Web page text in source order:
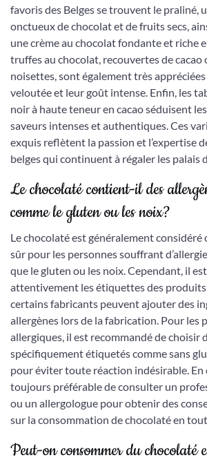
favoris des Belges se trouvent le praliné,
onctueux de chocolat et de fruits secs,
une crème au chocolat fondante et riche
truffes au chocolat, recouvertes de cacao
noisettes, sont également très
veloutée et leur goût intense. Enfin, les
noir à haute teneur en cacao séduisent
saveurs intenses et authentiques. Ces
exquis reflètent la passion et l’expertise
belges qui continuent à régaler les palais
Le chocolaté contient-il des
comme le gluten ou les noix?
Le chocolaté est généralement considéré
sûr pour les personnes souffrant
que le gluten ou les noix. Cependant, il
attentivement les étiquettes des produits
certains fabricants peuvent ajouter des
allergènes lors de la fabrication. Pour les
allergiques, il est recommandé de choisir
spécifiquement étiquetés comme sans
pour éviter toute réaction indésirable. En
toujours préférable de consulter un
ou un allergologue pour obtenir des
sur la consommation de chocolaté en
Peut-on consommer du chocolaté